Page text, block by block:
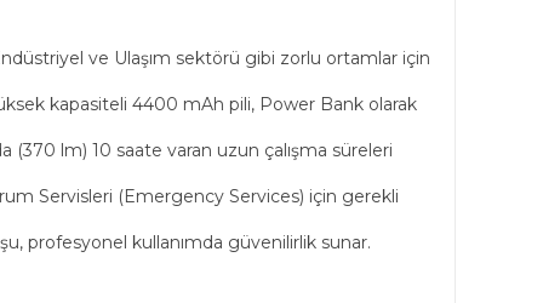
ve Ulaşım sektörü gibi zorlu ortamlar için
kapasiteli 4400 mAh pili, Power Bank olarak
lm) 10 saate varan uzun çalışma süreleri
Servisleri (Emergency Services) için gerekli
profesyonel kullanımda güvenilirlik sunar.